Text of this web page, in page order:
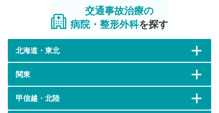
交通事故治療の
病院・整形外科を探す
北海道・東北
関東
甲信越・北陸